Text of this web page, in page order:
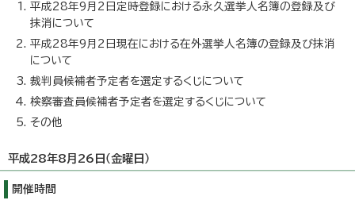
平成28年9月2日定時登録における永久選挙人名簿の登録及び
抹消について
平成28年9月2日現在における在外選挙人名簿の登録及び抹消
について
裁判員候補者予定者を選定するくじについて
検察審査員候補者予定者を選定するくじについて
その他
平成28年8月26日（金曜日）
開催時間